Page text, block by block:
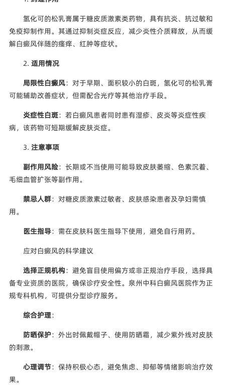
氢化可的松乳膏属于糖皮质激素类药物，具有抗炎、抗过敏和
免疫抑制作用。其通过抑制炎症反应，减少炎性介质释放，从而缓
解白癜风伴随的瘙痒、红肿等症状。
2. 适用情况
局限性白癜风：对于早期、面积较小的白斑，氢化可的松乳膏
可能辅助改善症状，但需配合光疗等其他治疗手段。
炎症性白斑：若白癜风患者同时患有湿疹、皮炎等炎症性疾
病，该药物可短期缓解皮肤炎症。
3. 注意事项
副作用风险：长期或不当使用可能导致皮肤萎缩、色素沉着、
毛细血管扩张等副作用。
禁忌人群：对糖皮质激素过敏者、皮肤感染患者及孕妇需慎
用。
医生指导：需在皮肤科医生指导下使用，避免自行用药。
应对白癜风的科学建议
选择正规机构：避免盲目使用偏方或非正规治疗手段，选择具
备专业资质的医院，确保诊疗安全性。泉州中科白癜风医院作为正
规专科机构，可提供分型诊疗服务。
综合护理：
防晒保护：外出时佩戴帽子、使用防晒霜，减少紫外线对皮肤
的刺激。
心理调节：保持积极心态，避免焦虑、抑郁等情绪影响治疗效
果。